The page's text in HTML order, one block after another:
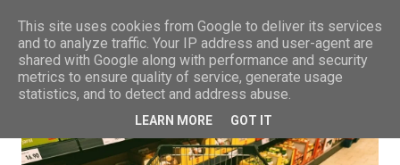
This site uses cookies from Google to deliver its services
and to analyze traffic. Your IP address and user-agent are
shared with Google along with performance and security
metrics to ensure quality of service, generate usage
statistics, and to detect and address abuse.
LEARN MORE GOT IT